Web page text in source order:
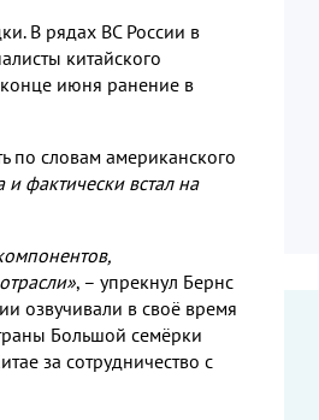
В рядах ВС России в
китайского
конце июня ранение в
по словам американского
и фактически встал на
, – упрекнул Бернс
озвучивали в своё время
Большой семёрки
за сотрудничество с